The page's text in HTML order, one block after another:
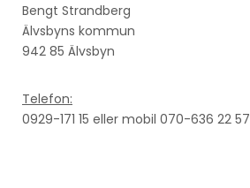
Bengt Strandberg
Älvsbyns kommun
942 85 Älvsbyn
Telefon:
0929-171 15 eller mobil 070-636 22 57